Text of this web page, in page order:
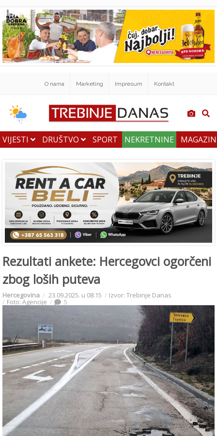
O nama Marketing Impresum Kontakt
VIJESTI DRUŠTVO SPORT NEKRETNINE
Rezultati ankete: Hercegovci ogorčeni
zbog loših puteva
Hercegovina 23.09.2025. u 08:15 Izvor: Trebinje Danas
Foto: Agencije 5